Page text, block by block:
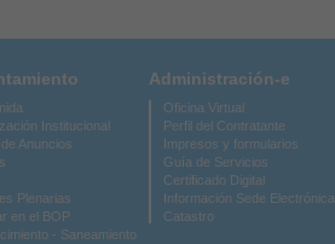
Institucional
Anuncios
Plenarias
en el BOP
- Saneamiento
Administración-e
Oficina Virtual
Perfil del Contratante
Impresos y formularios
Guía de Servicios
Certificado Digital
Información Sede Electrónica
Catastro